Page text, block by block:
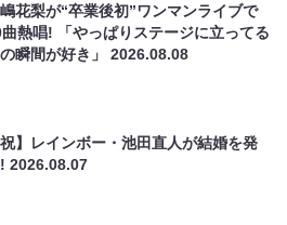
花梨が“卒業後初”ワンマンライブで
熱唱! 「やっぱりステージに立ってる
瞬間が好き」2026.08.08
祝】レインボー・池田直人が結婚を発
!2026.08.07